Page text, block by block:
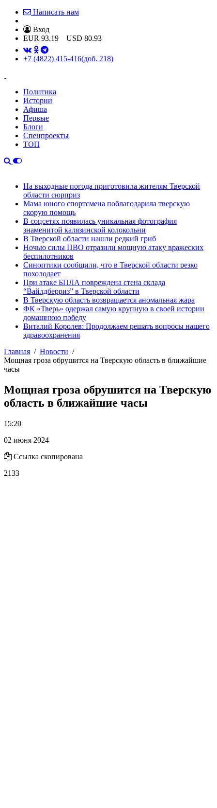
Написать нам
Вход
EUR 93.19 USD 80.93
+7 (4822) 415-416(доб. 218)
Политика
Истории
Афиша
Первые
Блоги
Спецпроекты
ТОП
На выходные погода приготовила жителям Тверской
области сюрприз
Мама юного спортсмена поблагодарила тверскую
скорую помощь
В соцсетях появилась уникальная фотография
знаменитой калязинской колокольни
В Тверской области нашли редкий гриб
Ночью силы ПВО отразили мощную атаку вражеских
беспилотников
Синоптики сообщили, что в Тверской области резко
похолодает
При атаке БПЛА повреждена стена склада
“Вайлдберриз” в Тверской области
В Тверскую область возвращается аномальная жара
ФК «Тверь» одержал самую крупную в своей истории
домашнюю победу
Виталий Королев: Продолжаем решать вопросы нашего
здравоохранения
Главная
Новости
Мощная гроза обрушится на Тверскую область в ближайшие
часы
Мощная гроза обрушится на Тверскую
область в ближайшие часы
15:20
02 июня 2024
Ссылка скопирована
2133